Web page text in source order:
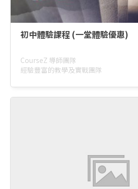
初中體驗課程 (一堂體驗優惠)
CourseZ 導師團隊
經驗豐富的教學及實戰團隊